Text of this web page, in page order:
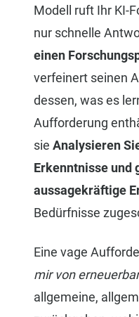
Modell ruft Ihr KI-
nur schnelle
einen
verfeinert seinen
dessen, was es
Aufforderung
sie Analysieren
Erkenntnisse und
aussagekräftige
Bedürfnisse
Eine vage
mir von
allgemeine,